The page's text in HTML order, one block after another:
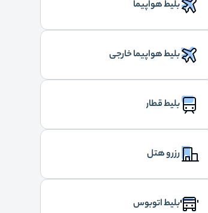
بلیط هواپیما
بلیط هواپیما خارجی
بلیط قطار
رزرو هتل
بلیط اتوبوس